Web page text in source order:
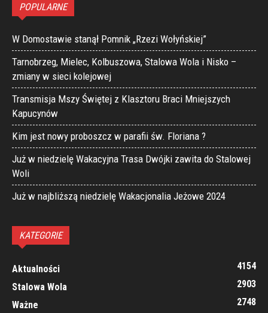
POPULARNE
W Domostawie stanął Pomnik „Rzezi Wołyńskiej”
Tarnobrzeg, Mielec, Kolbuszowa, Stalowa Wola i Nisko –
zmiany w sieci kolejowej
Transmisja Mszy Świętej z Klasztoru Braci Mniejszych
Kapucynów
Kim jest nowy proboszcz w parafii św. Floriana ?
Już w niedzielę Wakacyjna Trasa Dwójki zawita do Stalowej
Woli
Już w najbliższą niedzielę Wakacjonalia Jeżowe 2024
KATEGORIE
Aktualności
4154
Stalowa Wola
2903
Ważne
2748